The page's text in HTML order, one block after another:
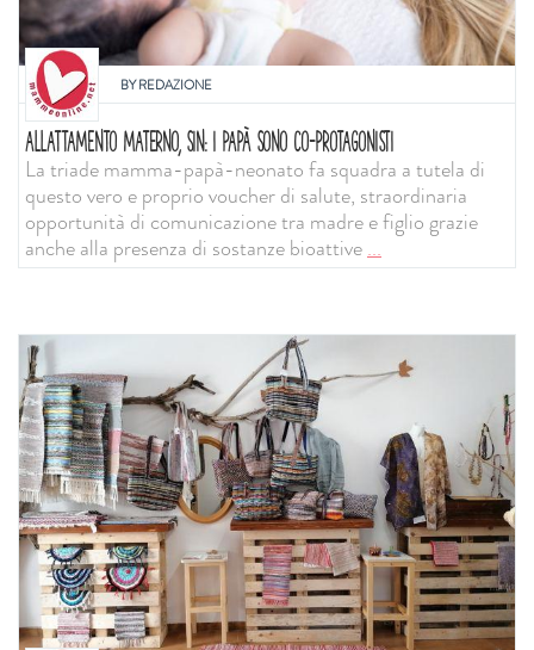
BYREDAZIONE
ALLATTAMENTO MATERNO, SIN: I PAPÀ SONO CO-PROTAGONISTI
La triade mamma-papà-neonato fa squadra a tutela di
questo vero e proprio voucher di salute, straordinaria
opportunità di comunicazione tra madre e figlio grazie
anche alla presenza di sostanze bioattive...